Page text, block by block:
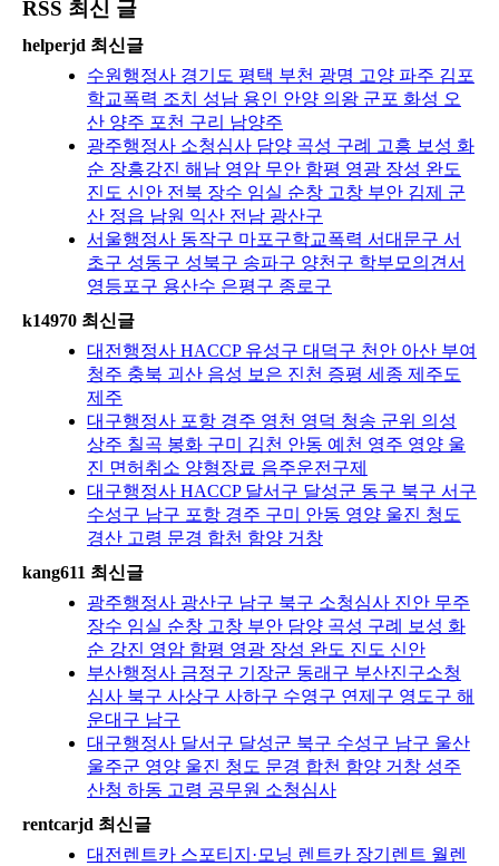
RSS 최신 글
helperjd 최신글
수원행정사 경기도 평택 부천 광명 고양 파주 김포
학교폭력 조치 성남 용인 안양 의왕 군포 화성 오
산 양주 포천 구리 남양주
광주행정사 소청심사 담양 곡성 구례 고흥 보성 화
순 장흥강진 해남 영암 무안 함평 영광 장성 완도
진도 신안 전북 장수 임실 순창 고창 부안 김제 군
산 정읍 남원 익산 전남 광산구
서울행정사 동작구 마포구학교폭력 서대문구 서
초구 성동구 성북구 송파구 양천구 학부모의견서
영등포구 용산수 은평구 종로구
k14970 최신글
대전행정사 HACCP 유성구 대덕구 천안 아산 부여
청주 충북 괴산 음성 보은 진천 증평 세종 제주도
제주
대구행정사 포항 경주 영천 영덕 청송 군위 의성
상주 칠곡 봉화 구미 김천 안동 예천 영주 영양 울
진 면허취소 양형장료 음주운전구제
대구행정사 HACCP 달서구 달성군 동구 북구 서구
수성구 남구 포항 경주 구미 안동 영양 울진 청도
경산 고령 문경 합천 함양 거창
kang611 최신글
광주행정사 광산구 남구 북구 소청심사 진안 무주
장수 임실 순창 고창 부안 담양 곡성 구례 보성 화
순 강진 영암 함평 영광 장성 완도 진도 신안
부산행정사 금정구 기장군 동래구 부산진구소청
심사 북구 사상구 사하구 수영구 연제구 영도구 해
운대구 남구
대구행정사 달서구 달성군 북구 수성구 남구 울산
울주군 영양 울진 청도 문경 합천 함양 거창 성주
산청 하동 고령 공무원 소청심사
rentcarjd 최신글
대전렌트카 스포티지·모닝 렌트카 장기렌트 월렌